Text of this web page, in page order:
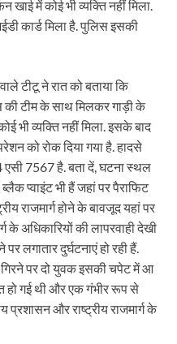
Station: खाटू श्याम जी के भक्तो
संगठन की लिस्ट, देखिए कौन-कौन है इस
UCC: छत्तीसगढ़ में UCC का खाका तैयार
और शिक्षक परिवारों के बेटे यूपीएससी
Policy: 9 नई सेक्टोरल पॉलिसी, एक
एस चौहान ने मुख्यमंत्री को भेंट की अपनी
Industrial Policy: मुख्यमंत्री नायब
Picture: बस्तर की नई तस्वीर: मैदान में
की बड़ी बातें
Sleepers: एआई की मदद से ट्रैक
में कोई भी व्यक्ति नहीं मिला.
कार्ड मिला है. पुलिस इसकी
टीटू ने रात को बताया कि
टीम के साथ मिलकर गाड़ी के
भी व्यक्ति नहीं मिला. इसके बाद
को रोक दिया गया है. हादसे
7567 है. बता दें, घटना स्थल
प्वाइंट भी हैं जहां पर पैराफिट
राजमार्ग होने के बावजूद यहां पर
के अधिकारियों की लापरवाही देखी
पर लगातार दुर्घटनाएं हो रही हैं.
गिरने पर दो युवक इसकी चपेट में आ
हो गई थी और एक गंभीर रूप से
प्रशासन और राष्ट्रीय राजमार्ग के